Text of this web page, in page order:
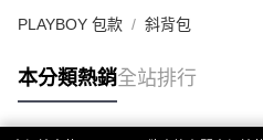
PLAYBOY 包款 斜背包
本分類熱銷全站排行